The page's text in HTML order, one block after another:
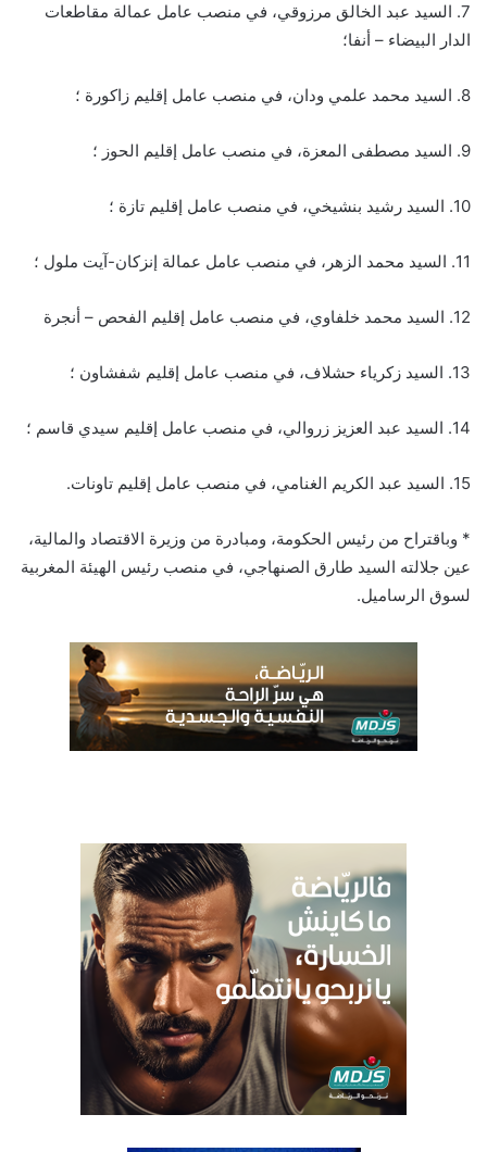
7. السيد عبد الخالق مرزوقي، في منصب عامل عمالة مقاطعات
الدار البيضاء – أنفا؛
8. السيد محمد علمي ودان، في منصب عامل إقليم زاكورة ؛
9. السيد مصطفى المعزة، في منصب عامل إقليم الحوز ؛
10. السيد رشيد بنشيخي، في منصب عامل إقليم تازة ؛
11. السيد محمد الزهر، في منصب عامل عمالة إنزكان-آيت ملول ؛
12. السيد محمد خلفاوي، في منصب عامل إقليم الفحص – أنجرة
13. السيد زكرياء حشلاف، في منصب عامل إقليم شفشاون ؛
14. السيد عبد العزيز زروالي، في منصب عامل إقليم سيدي قاسم ؛
15. السيد عبد الكريم الغنامي، في منصب عامل إقليم تاونات.
* وباقتراح من رئيس الحكومة، ومبادرة من وزيرة الاقتصاد والمالية،
عين جلالته السيد طارق الصنهاجي، في منصب رئيس الهيئة المغربية
لسوق الرساميل.